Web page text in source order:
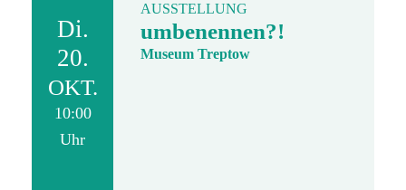
Di.
20.
OKT.
10:00
Uhr
AUSSTELLUNG
umbenennen?!
Museum Treptow